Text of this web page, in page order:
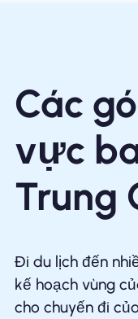
Các
vực
Trung
Đi du lịch đến
kế hoạch vùng
cho chuyến đi